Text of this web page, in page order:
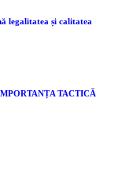
legalitatea și calitatea
TACTICĂ